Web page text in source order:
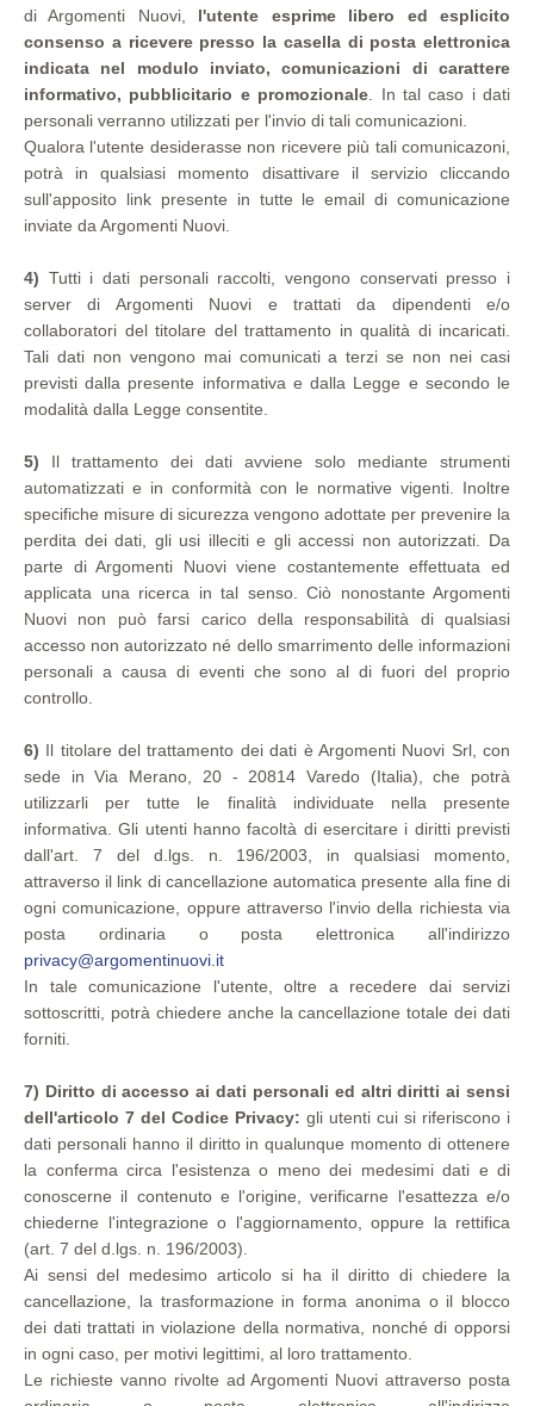
di Argomenti Nuovi,
l'utente esprime libero ed esplicito
consenso a ricevere presso la casella di posta elettronica
indicata nel modulo inviato, comunicazioni di carattere
informativo, pubblicitario e promozionale. In tal caso i dati
personali verranno utilizzati per l'invio di tali comunicazioni.
Qualora l'utente desiderasse non ricevere più tali comunicazoni,
potrà in qualsiasi momento disattivare il servizio cliccando
sull'apposito link presente in tutte le email di comunicazione
inviate da Argomenti Nuovi.
4) Tutti i dati personali raccolti, vengono conservati presso i
server di Argomenti Nuovi e trattati da dipendenti e/o
collaboratori del titolare del trattamento in qualità di incaricati.
Tali dati non vengono mai comunicati a terzi se non nei casi
previsti dalla presente informativa e dalla Legge e secondo le
modalità dalla Legge consentite.
5) Il trattamento dei dati avviene solo mediante strumenti
automatizzati e in conformità con le normative vigenti. Inoltre
specifiche misure di sicurezza vengono adottate per prevenire la
perdita dei dati, gli usi illeciti e gli accessi non autorizzati. Da
parte di Argomenti Nuovi viene costantemente effettuata ed
applicata una ricerca in tal senso. Ciò nonostante Argomenti
Nuovi non può farsi carico della responsabilità di qualsiasi
accesso non autorizzato né dello smarrimento delle informazioni
personali a causa di eventi che sono al di fuori del proprio
controllo.
6) Il titolare del trattamento dei dati è Argomenti Nuovi Srl, con
sede in Via Merano, 20 - 20814 Varedo (Italia), che potrà
utilizzarli per tutte le finalità individuate nella presente
informativa. Gli utenti hanno facoltà di esercitare i diritti previsti
dall'art. 7 del d.lgs. n. 196/2003, in qualsiasi momento,
attraverso il link di cancellazione automatica presente alla fine di
ogni comunicazione, oppure attraverso l'invio della richiesta via
posta ordinaria o posta elettronica all'indirizzo
privacy@argomentinuovi.it
In tale comunicazione l'utente, oltre a recedere dai servizi
sottoscritti, potrà chiedere anche la cancellazione totale dei dati
forniti.
7) Diritto di accesso ai dati personali ed altri diritti ai sensi
dell'articolo 7 del Codice Privacy: gli utenti cui si riferiscono i
dati personali hanno il diritto in qualunque momento di ottenere
la conferma circa l'esistenza o meno dei medesimi dati e di
conoscerne il contenuto e l'origine, verificarne l'esattezza e/o
chiederne l'integrazione o l'aggiornamento, oppure la rettifica
(art. 7 del d.lgs. n. 196/2003).
Ai sensi del medesimo articolo si ha il diritto di chiedere la
cancellazione, la trasformazione in forma anonima o il blocco
dei dati trattati in violazione della normativa, nonché di opporsi
in ogni caso, per motivi legittimi, al loro trattamento.
Le richieste vanno rivolte ad Argomenti Nuovi attraverso posta